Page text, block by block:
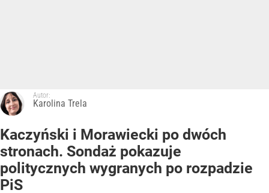
Autor:
Karolina Trela
Kaczyński i Morawiecki po dwóch
stronach. Sondaż pokazuje
politycznych wygranych po rozpadzie
PiS